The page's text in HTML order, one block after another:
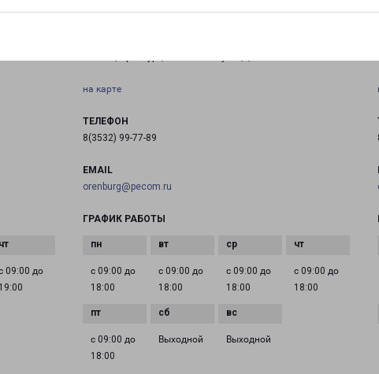
09:00 до
19:00
на карте
ТЕЛЕФОН
8(3532) 99-77-89
EMAIL
orenburg@pecom.ru
ГРАФИК РАБОТЫ
с 09:00 до
18:00
с 09:00 до
18:00
с 09:00 до
18:00
с 09:00 до
18:00
с 09:00 до
18:00
Выходной Выходной